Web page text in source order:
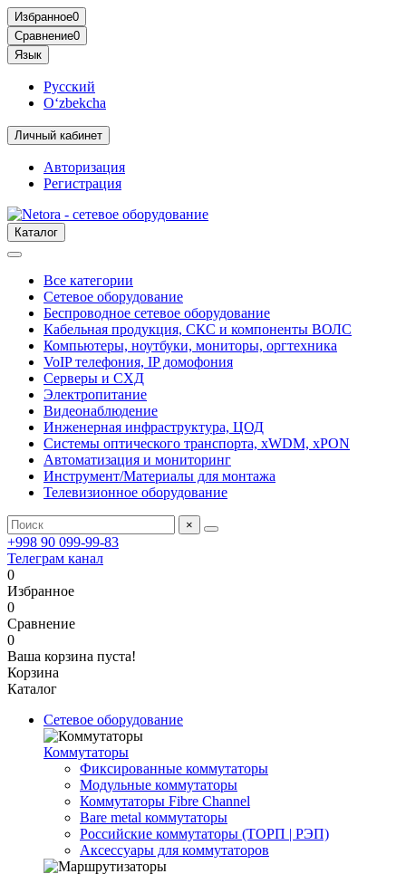
Избранное0
Сравнение0
Язык
Русский
O‘zbekcha
Личный кабинет
Авторизация
Регистрация
Каталог
Все категории
Сетевое оборудование
Беспроводное сетевое оборудование
Кабельная продукция, СКС и компоненты ВОЛС
Компьютеры, ноутбуки, мониторы, оргтехника
VoIP телефония, IP домофония
Серверы и СХД
Электропитание
Видеонаблюдение
Инженерная инфраструктура, ЦОД
Системы оптического транспорта, xWDM, xPON
Автоматизация и мониторинг
Инструмент/Материалы для монтажа
Телевизионное оборудование
×
+998 90 099-99-83
Телеграм канал
0
Избранное
0
Сравнение
0
Ваша корзина пуста!
Корзина
Каталог
Сетевое оборудование
Коммутаторы
Фиксированные коммутаторы
Модульные коммутаторы
Коммутаторы Fibre Channel
Bare metal коммутаторы
Российские коммутаторы (ТОРП | РЭП)
Аксессуары для коммутаторов